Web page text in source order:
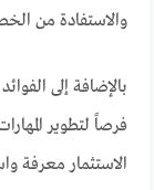
والاستفادة من
بالإضافة إلى
فرصاً لتطوير
الاستثمار معرفة